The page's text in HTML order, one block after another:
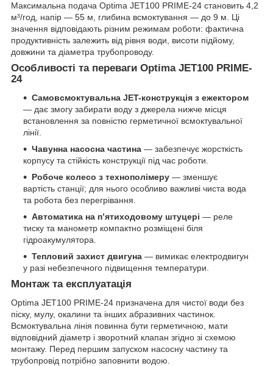
Максимальна подача Optima JET100 PRIME-24 становить 4,2
м³/год, напір — 55 м, глибина всмоктування — до 9 м. Ці
значення відповідають різним режимам роботи: фактична
продуктивність залежить від рівня води, висоти підйому,
довжини та діаметра трубопроводу.
Особливості та переваги Optima JET100 PRIME-
24
Самовсмоктувальна JET-конструкція з ежектором
— дає змогу забирати воду з джерела нижче місця
встановлення за повністю герметичної всмоктувальної
лінії.
Чавунна насосна частина — забезпечує жорсткість
корпусу та стійкість конструкції під час роботи.
Робоче колесо з технополімеру — зменшує
вартість станції; для нього особливо важливі чиста вода
та робота без перегрівання.
Автоматика на п’ятиходовому штуцері — реле
тиску та манометр компактно розміщені біля
гідроакумулятора.
Тепловий захист двигуна — вимикає електродвигун
у разі небезпечного підвищення температури.
Монтаж та експлуатація
Optima JET100 PRIME-24 призначена для чистої води без
піску, мулу, окалини та інших абразивних частинок.
Всмоктувальна лінія повинна бути герметичною, мати
відповідний діаметр і зворотний клапан згідно зі схемою
монтажу. Перед першим запуском насосну частину та
трубопровід потрібно заповнити водою.